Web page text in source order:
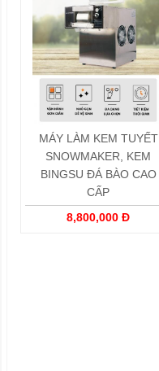
MÁY LÀM KEM TUYẾT
SNOWMAKER, KEM
BINGSU ĐÁ BÀO CAO
CẤP
8,800,000 Đ